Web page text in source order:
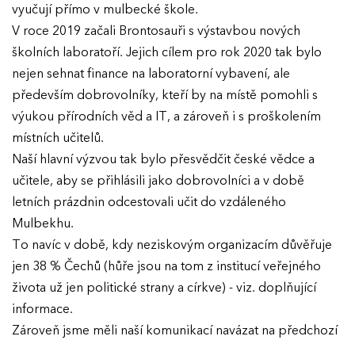
vyučují přímo v mulbecké škole.
V roce 2019 začali Brontosauři s výstavbou nových
školních laboratoří. Jejich cílem pro rok 2020 tak bylo
nejen sehnat finance na laboratorní vybavení, ale
především dobrovolníky, kteří by na místě pomohli s
výukou přírodních věd a IT, a zároveň i s proškolením
místních učitelů.
Naší hlavní výzvou tak bylo přesvědčit české vědce a
učitele, aby se přihlásili jako dobrovolníci a v době
letních prázdnin odcestovali učit do vzdáleného
Mulbekhu.
To navíc v době, kdy neziskovým organizacím důvěřuje
jen 38 % Čechů (hůře jsou na tom z institucí veřejného
života už jen politické strany a církve) - viz. doplňující
informace.
Zároveň jsme měli naší komunikací navázat na předchozí